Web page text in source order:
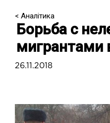
< Аналітика
Борьба с
мигрантами
26.11.2018